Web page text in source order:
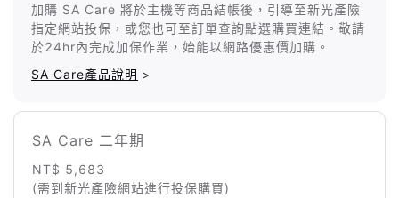
加購 SA Care 將於主機等商品結帳後，引導至新光產險
指定網站投保，或您也可至訂單查詢點選購買連結。敬請
於24hr內完成加保作業，始能以網路優惠價加購。
SA Care產品說明 >
SA Care 二年期
NT$ 5,683
(需到新光產險網站進行投保購買)